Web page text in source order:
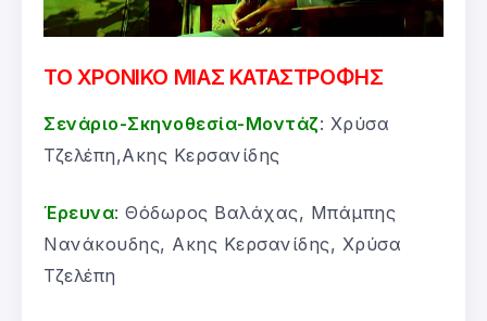
ΤΟ ΧΡΟΝΙΚΟ ΜΙΑΣ ΚΑΤΑΣΤΡΟΦΗΣ
Σενάριο-Σκηνοθεσία-Μοντάζ: Χρύσα
Τζελέπη,Ακης Κερσανίδης
Έρευνα: Θόδωρος Βαλάχας, Μπάμπης
Νανάκουδης, Ακης Κερσανίδης, Χρύσα
Τζελέπη